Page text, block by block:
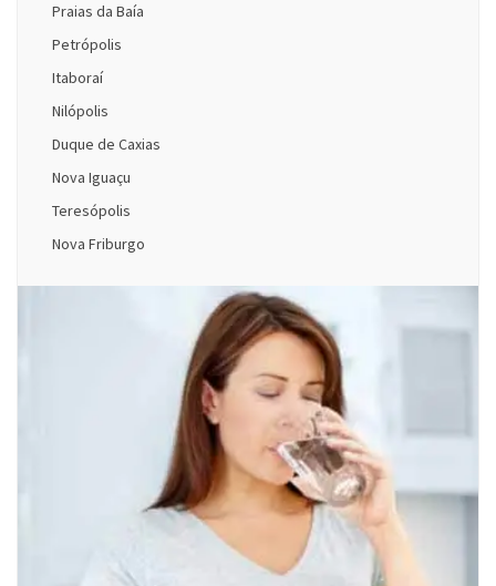
Praias da Baía
Petrópolis
Itaboraí
Nilópolis
Duque de Caxias
Nova Iguaçu
Teresópolis
Nova Friburgo